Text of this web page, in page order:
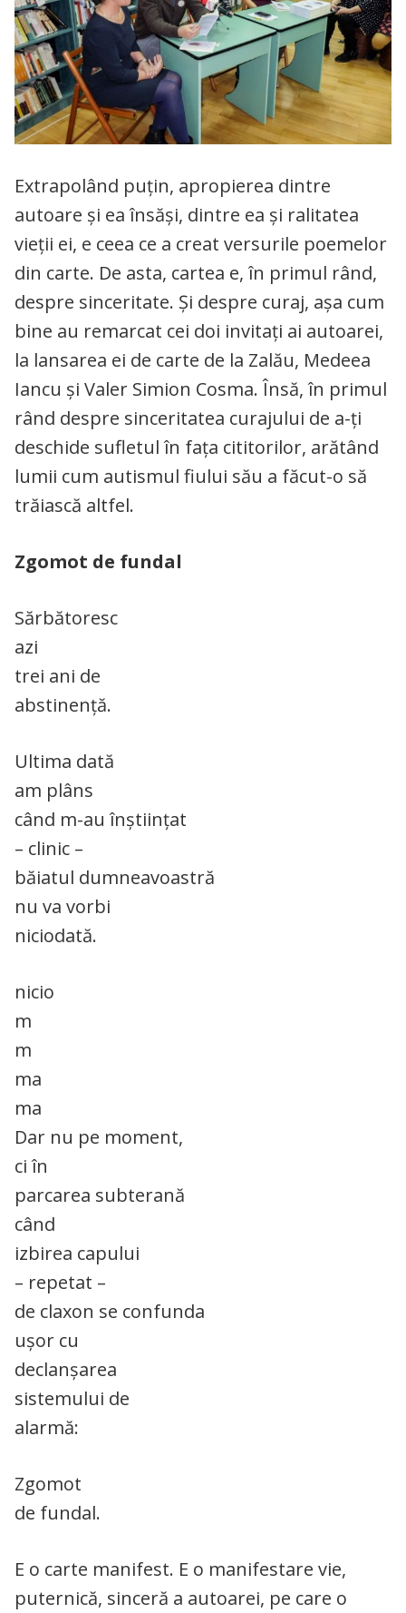
Extrapolând puțin, apropierea dintre
autoare și ea însăși, dintre ea și ralitatea
vieții ei, e ceea ce a creat versurile poemelor
din carte. De asta, cartea e, în primul rând,
despre sinceritate. Și despre curaj, așa cum
bine au remarcat cei doi invitați ai autoarei,
la lansarea ei de carte de la Zalău, Medeea
Iancu și Valer Simion Cosma. Însă, în primul
rând despre sinceritatea curajului de a-ți
deschide sufletul în fața cititorilor, arătând
lumii cum autismul fiului său a făcut-o să
trăiască altfel.
Zgomot de fundal
Sărbătoresc
azi
trei ani de
abstinență.
Ultima dată
am plâns
când m-au înștiințat
– clinic –
băiatul dumneavoastră
nu va vorbi
niciodată.
nicio
m
m
ma
ma
Dar nu pe moment,
ci în
parcarea subterană
când
izbirea capului
– repetat –
de claxon se confunda
ușor cu
declanșarea
sistemului de
alarmă:
Zgomot
de fundal.
E o carte manifest. E o manifestare vie,
puternică, sinceră a autoarei, pe care o